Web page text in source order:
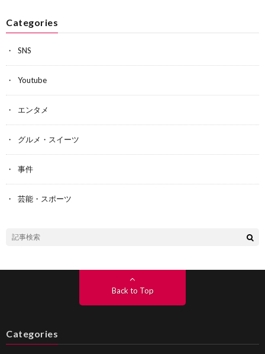
Categories
SNS
Youtube
エンタメ
グルメ・スイーツ
事件
芸能・スポーツ
Back to Top
Categories